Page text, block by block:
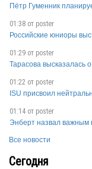
Пётр Гуменник
01:38 от poster
Российские юниоры
01:29 от poster
Тарасова высказалась
01:22 от poster
ISU присвоил
01:14 от poster
Энберт назвал важным
Все новости
Сегодня